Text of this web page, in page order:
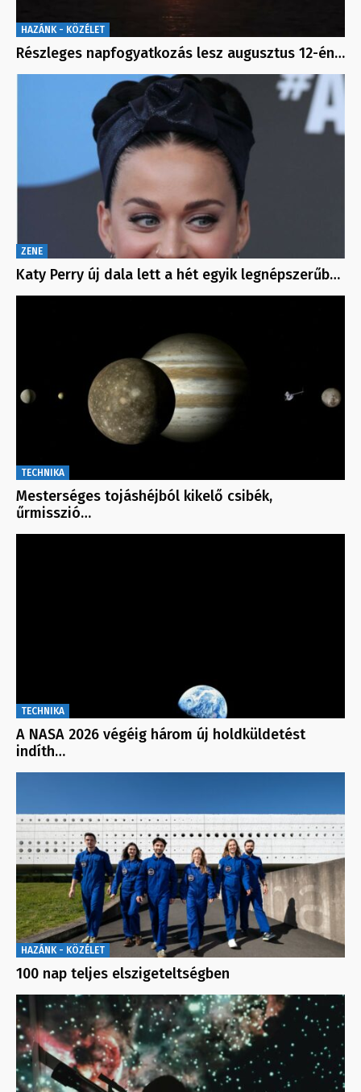
HAZÁNK - KÖZÉLET
Részleges napfogyatkozás lesz augusztus 12-én…
ZENE
Katy Perry új dala lett a hét egyik legnépszerűb…
TECHNIKA
Mesterséges tojáshéjból kikelő csibék,
űrmisszió…
TECHNIKA
A NASA 2026 végéig három új holdküldetést
indíth…
HAZÁNK - KÖZÉLET
100 nap teljes elszigeteltségben